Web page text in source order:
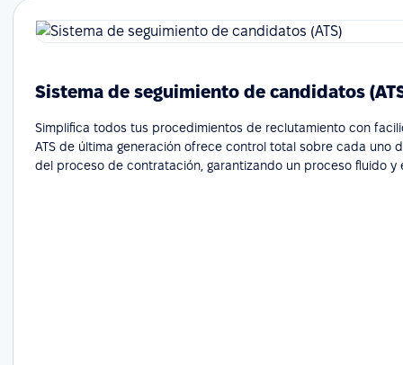
Sistema de seguimiento de candidatos
Simplifica todos tus procedimientos de reclutamiento con
ATS de última generación ofrece control total sobre cada uno
del proceso de contratación, garantizando un proceso fluido y